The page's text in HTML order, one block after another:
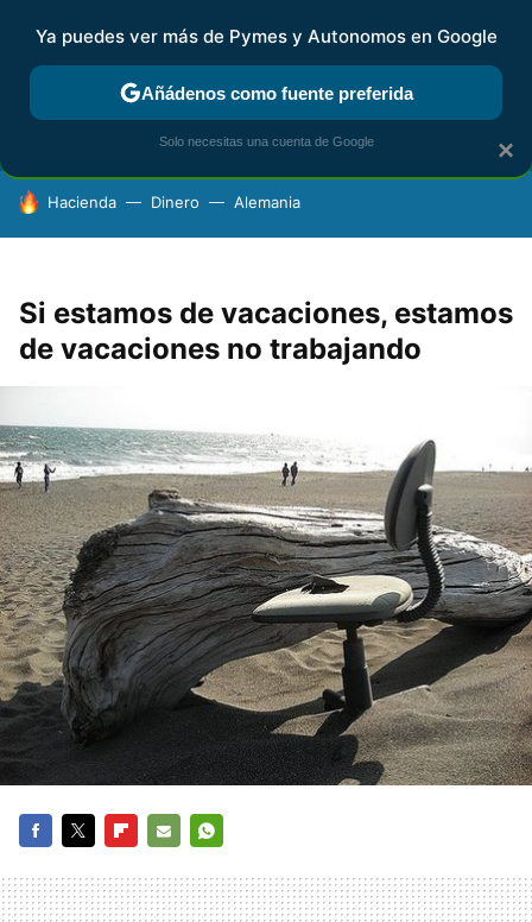
FISCALIDAD Y CONTABILIDAD KIT DIGITAL RENTA
HOY SE HABLA DE
Hacienda Dinero Alemania
Si estamos de vacaciones, estamos
de vacaciones no trabajando
MAIL
×
Ya puedes ver más de Pymes y Autonomos en Google
Añádenos como fuente preferida
Solo necesitas una cuenta de Google